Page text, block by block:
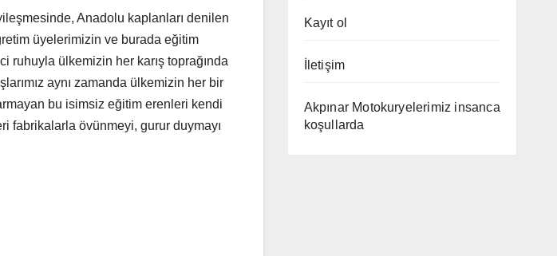
Anadolu kaplanları denilen
üyelerimizin ve burada eğitim
ruhuyla ülkemizin her karış toprağında
aynı zamanda ülkemizin her bir
bu isimsiz eğitim erenleri kendi
fabrikalarla övünmeyi, gurur duymayı
Kayıt ol
İletişim
Akpınar Motokuryelerimiz insanca
koşullarda